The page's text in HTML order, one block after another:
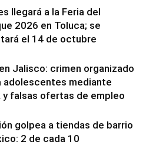
llegará a la Feria del
2026 en Toluca; se
el 14 de octubre
Jalisco: crimen organizado
adolescentes mediante
y falsas ofertas de empleo
golpea a tiendas de barrio
2 de cada 10